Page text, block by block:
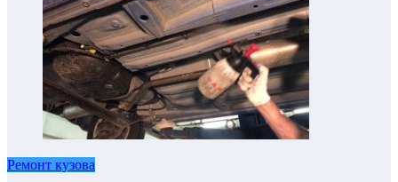
Ремонт кузова